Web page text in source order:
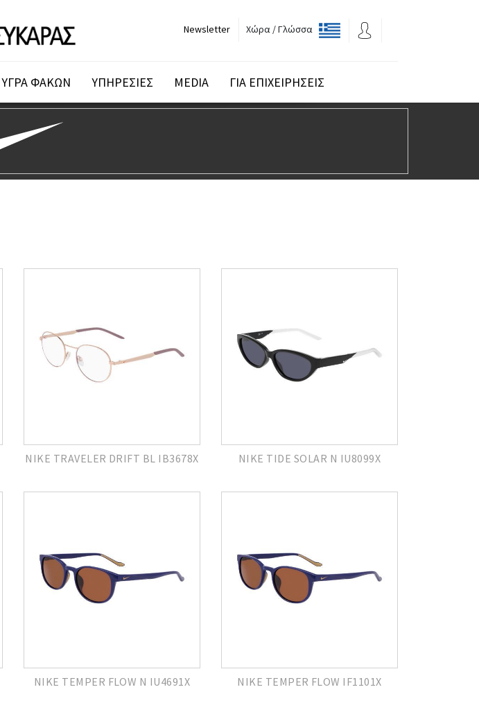
Newsletter Χώρα / Γλώσσα
ΥΓΡΑ ΦΑΚΩΝ ΥΠΗΡΕΣΙΕΣ MEDIA ΓΙΑ ΕΠΙΧΕΙΡΗΣΕΙΣ
NIKE TRAVELER DRIFT BL IB3678X NIKE TIDE SOLAR N IU8099X
NIKE TEMPER FLOW N IU4691X NIKE TEMPER FLOW IF1101X